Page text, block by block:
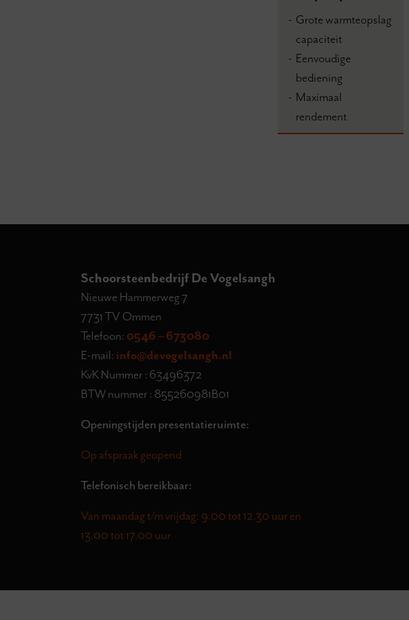
Grote warmteopslag
capaciteit
Eenvoudige
bediening
Maximaal
rendement
Schoorsteenbedrijf De Vogelsangh
Nieuwe Hammerweg 7
7731 TV Ommen
Telefoon: 0546 – 673080
E-mail: info@devogelsangh.nl
KvK Nummer : 63496372
BTW nummer : 855260981B01
Openingstijden presentatieruimte:
Op afspraak geopend
Telefonisch bereikbaar:
Van maandag t/m vrijdag: 9.00 tot 12.30 uur en
13.00 tot 17.00 uur